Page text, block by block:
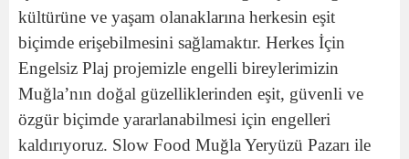
kültürüne ve yaşam olanaklarına herkesin eşit
biçimde erişebilmesini sağlamaktır. Herkes İçin
Engelsiz Plaj projemizle engelli bireylerimizin
Muğla’nın doğal güzelliklerinden eşit, güvenli ve
özgür biçimde yararlanabilmesi için engelleri
kaldırıyoruz. Slow Food Muğla Yeryüzü Pazarı ile